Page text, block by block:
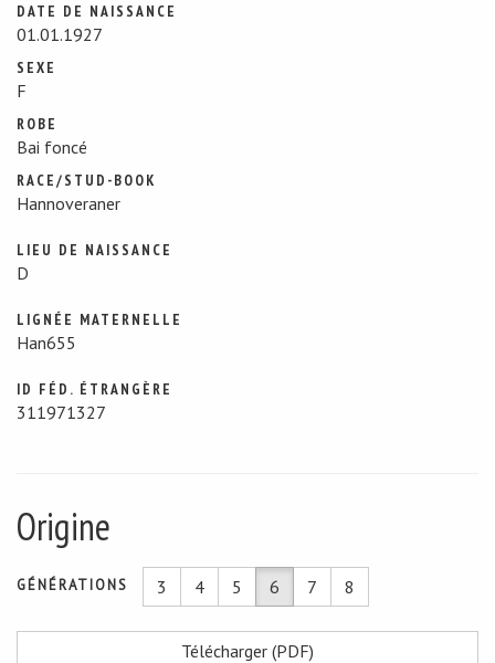
DATE DE NAISSANCE
01.01.1927
SEXE
F
ROBE
Bai foncé
RACE/STUD-BOOK
Hannoveraner
LIEU DE NAISSANCE
D
LIGNÉE MATERNELLE
Han655
ID FÉD. ÉTRANGÈRE
311971327
Origine
GÉNÉRATIONS 3 4 5 6 7 8
Télécharger (PDF)